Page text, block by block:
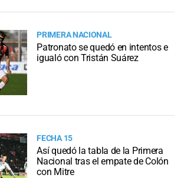
PRIMERA NACIONAL
Patronato se quedó en intentos e
igualó con Tristán Suárez
FECHA 15
Así quedó la tabla de la Primera
Nacional tras el empate de Colón
con Mitre